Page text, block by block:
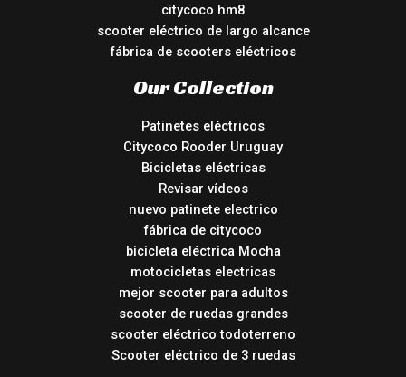
citycoco hm8
scooter eléctrico de largo alcance
fábrica de scooters eléctricos
Our Collection
Patinetes eléctricos
Citycoco Rooder Uruguay
Bicicletas eléctricas
Revisar vídeos
nuevo patinete electrico
fábrica de citycoco
bicicleta eléctrica Mocha
motocicletas electricas
mejor scooter para adultos
scooter de ruedas grandes
scooter eléctrico todoterreno
Scooter eléctrico de 3 ruedas